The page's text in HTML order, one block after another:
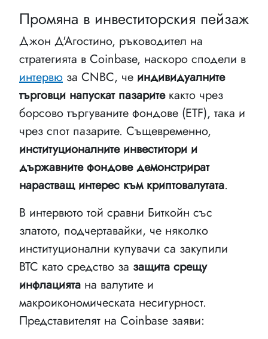
Промяна в инвеститорския пейзаж
Джон Д'Агостино, ръководител на
стратегията в Coinbase, наскоро сподели в
интервю за CNBC, че индивидуалните
търговци напускат пазаритекакто чрез
борсово търгуваните фондове (ETF), така и
чрез спот пазарите. Същевременно,
институционалните инвеститори и
държавните фондове демонстрират
нарастващ интерес към криптовалутата.
В интервюто той сравни Биткойн със
златото, подчертавайки, че няколко
институционални купувачи са закупили
BTC като средство за защита срещу
инфлацията на валутите и
макроикономическата несигурност.
Представителят на Coinbase заяви: